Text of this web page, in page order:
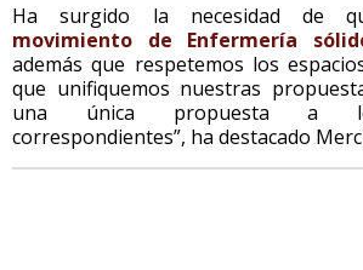
Ha surgido la necesidad de
movimiento de Enfermería
además que respetemos los
que unifiquemos nuestras
una única propuesta a
correspondientes”, ha destacado